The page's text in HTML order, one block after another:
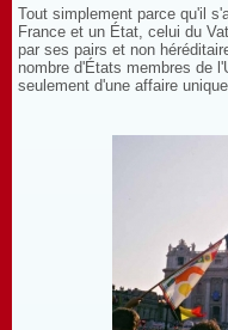
Tout simplement parce qu'il
France et un État, celui du
par ses pairs et non
nombre d'États membres de
seulement d'une affaire